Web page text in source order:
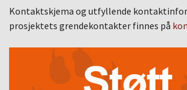
Kontaktskjema og utfyllende
prosjektets grendekontakter finnes på